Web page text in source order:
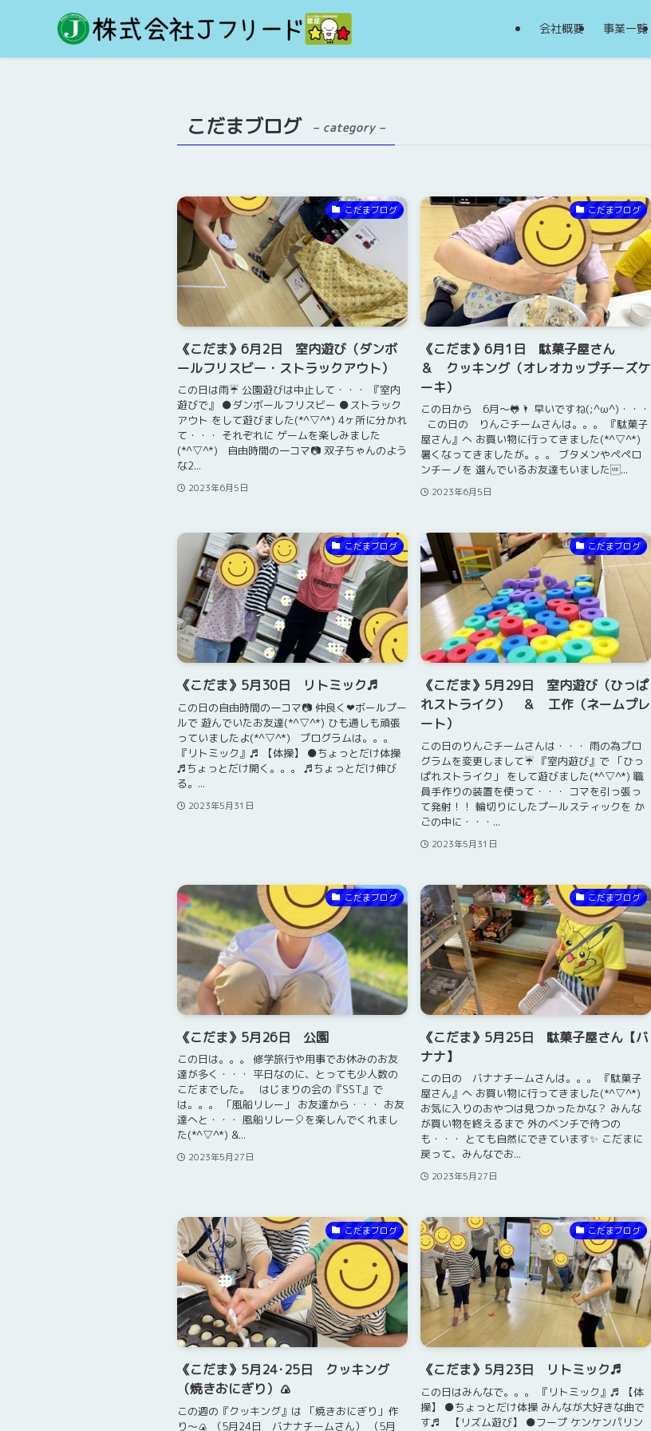
会社概要 事業一覧
こだまブログ – category –
こだまブログ
《こだま》6月2日 室内遊び（ダンボ
ールフリスビー・ストラックアウト）
この日は雨☔ 公園遊びは中止して・・・ 『室内
遊びで』 ●ダンボールフリスビー ●ストラック
アウト をして遊びました(*^▽^*) 4ヶ所に分かれ
て・・・ それぞれに ゲームを楽しみました
(*^▽^*) 自由時間の一コマ📷 双子ちゃんのよう
な2...
2023年6月5日
こだまブログ
《こだま》6月1日 駄菓子屋さん
＆ クッキング（オレオカップチーズケ
ーキ）
この日から 6月～🐸🌂 早いですね(;^ω^)・・・
この日の りんごチームさんは。。。 『駄菓子
屋さん』へ お買い物に行ってきました(*^▽^*)
暑くなってきましたが。。。 ブタメンやペペロ
ンチーノを 選んでいるお友達もいました...
2023年6月5日
こだまブログ
《こだま》5月30日 リトミック♬
この日の自由時間の一コマ📷 仲良く❤ボールプー
ルで 遊んでいたお友達(*^▽^*) ひも通しも頑張
っていましたよ(*^▽^*) プログラムは。。。
『リトミック』♬ 【体操】 ●ちょっとだけ体操
♬ちょっとだけ開く。。。 ♬ちょっとだけ伸び
る。...
2023年5月31日
こだまブログ
《こだま》5月29日 室内遊び（ひっぱ
れストライク） ＆ 工作（ネームプレ
ート）
この日のりんごチームさんは・・・ 雨の為プロ
グラムを変更しまして☔ 『室内遊び』で 「ひっ
ぱれストライク」 をして遊びました(*^▽^*) 職
員手作りの装置を使って・・・ コマを引っ張っ
て発射！！ 輪切りにしたプールスティックを か
ごの中に・・・...
2023年5月31日
こだまブログ
《こだま》5月26日 公園
この日は。。。 修学旅行や用事でお休みのお友
達が多く・・・ 平日なのに、とっても少人数の
こだまでした。 はじまりの会の『SST』で
は。。。 「風船リレー」 お友達から・・・ お友
達へと・・・ 風船リレー🎈を楽しんでくれまし
た(*^▽^*) &...
2023年5月27日
こだまブログ
《こだま》5月25日 駄菓子屋さん【バ
ナナ】
この日の バナナチームさんは。。。 『駄菓子
屋さん』へ お買い物に行ってきました(*^▽^*)
お気に入りのおやつは見つかったかな？ みんな
が買い物を終えるまで 外のベンチで待つの
も・・・ とても自然にできています✨ こだまに
戻って、みんなでお...
2023年5月27日
こだまブログ
《こだま》5月24･25日 クッキング
（焼きおにぎり）🍙
この週の『クッキング』は 「焼きおにぎり」作
り～🍙 （5月24日 バナナチームさん） （5月
こだまブログ
《こだま》5月23日 リトミック♬
この日はみんなで。。。 『リトミック』♬ 【体
操】 ●ちょっとだけ体操 みんなが大好きな曲で
す♬ 【リズム遊び】 ●フープ ケンケンパリン